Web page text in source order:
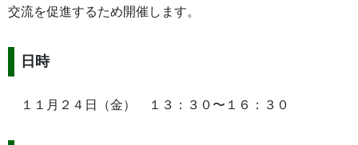
交流を促進するため開催します。
日時
１１月２４日（金） １３：３０〜１６：３０